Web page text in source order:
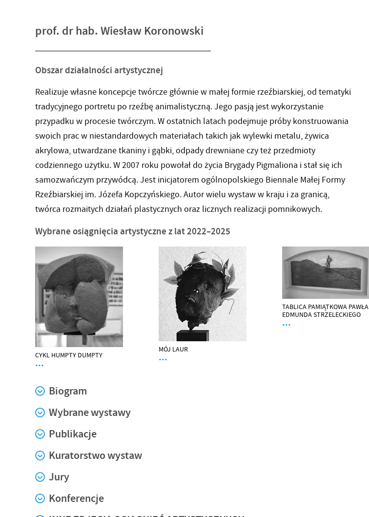
prof. dr hab. Wiesław Koronowski
Obszar działalności artystycznej
Realizuje własne koncepcje twórcze głównie w małej formie rzeźbiarskiej, od tematyki
tradycyjnego portretu po rzeźbę animalistyczną. Jego pasją jest wykorzystanie
przypadku w procesie twórczym. W ostatnich latach podejmuje próby konstruowania
swoich prac w niestandardowych materiałach takich jak wylewki metalu, żywica
akrylowa, utwardzane tkaniny i gąbki, odpady drewniane czy też przedmioty
codziennego użytku. W 2007 roku powołał do życia Brygady Pigmaliona i stał się ich
samozwańczym przywódcą. Jest inicjatorem ogólnopolskiego Biennale Małej Formy
Rzeźbiarskiej im. Józefa Kopczyńskiego. Autor wielu wystaw w kraju i za granicą,
twórca rozmaitych działań plastycznych oraz licznych realizacji pomnikowych.
Wybrane osiągnięcia artystyczne z lat 2022–2025
CYKL HUMPTY DUMPTY
…
MÓJ LAUR
…
TABLICA PAMIĄTKOWA PAWŁA
EDMUNDA STRZELECKIEGO
…
Biogram
Wybrane wystawy
Publikacje
Kuratorstwo wystaw
Jury
Konferencje